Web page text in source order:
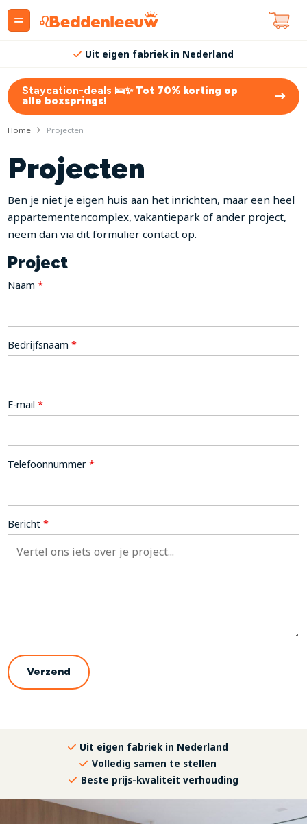
Uit eigen fabriek in Nederland
Staycation-deals 🛌✨Tot 70% korting op
alle boxsprings!
Home Projecten
Projecten
Ben je niet je eigen huis aan het inrichten, maar een heel
appartementencomplex, vakantiepark of ander project,
neem dan via dit formulier contact op.
Project
Naam *
Bedrijfsnaam *
E-mail *
Telefoonnummer *
Bericht *
Uit eigen fabriek in Nederland
Volledig samen te stellen
Beste prijs-kwaliteit verhouding